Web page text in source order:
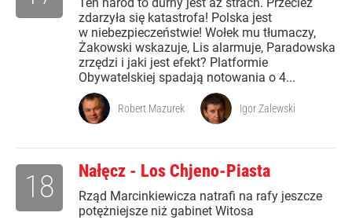
zdarzyła się katastrofa! Polska jest
w niebezpieczeństwie! Wołek mu tłumaczy,
Żakowski wskazuje, Lis alarmuje, Paradowska
zrzędzi i jaki jest efekt? Platformie
Obywatelskiej spadają notowania o 4...
Robert Mazurek Igor Zalewski
Nałęcz - Los Chjeno-Piasta
Rząd Marcinkiewicza natrafi na rafy jeszcze
potężniejsze niż gabinet Witosa
18